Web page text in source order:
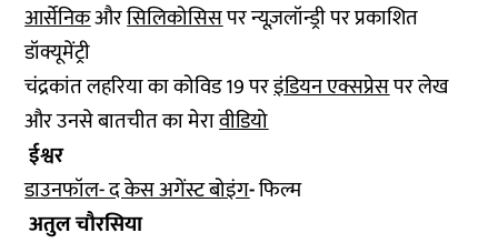
आर्सेनिकऔरसिलिकोसिसपर न्यूज़लॉन्ड्री पर प्रकाशित
डॉक्यूमेंट्री
चंद्रकांत लहरिया का कोविड 19 परइंडियन एक्सप्रेसपर लेख
और उनसे बातचीत का मेरावीडियो
ईश्वर
डाउनफॉल- द केस अगेंस्ट बोइंग-फिल्म
अतुल चौरसिया